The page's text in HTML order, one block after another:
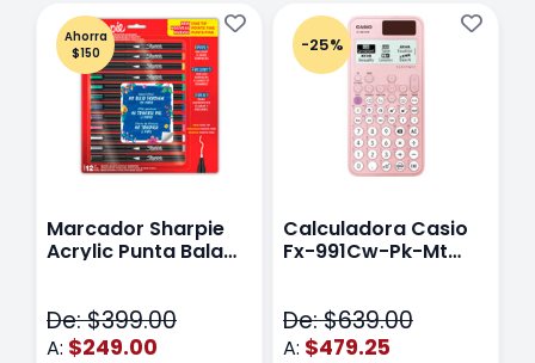
Ahorra
$150
Marcador Sharpie
Acrylic Punta Bala
De: $399.00
A: $249.00
-25%
Calculadora Casio
Fx-991Cw-Pk-Mt
De: $639.00
A: $479.25